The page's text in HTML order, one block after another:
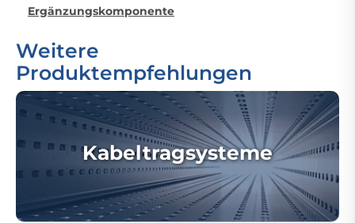
Ergänzungskomponente
Weitere
Produktempfehlungen
Kabeltragsysteme